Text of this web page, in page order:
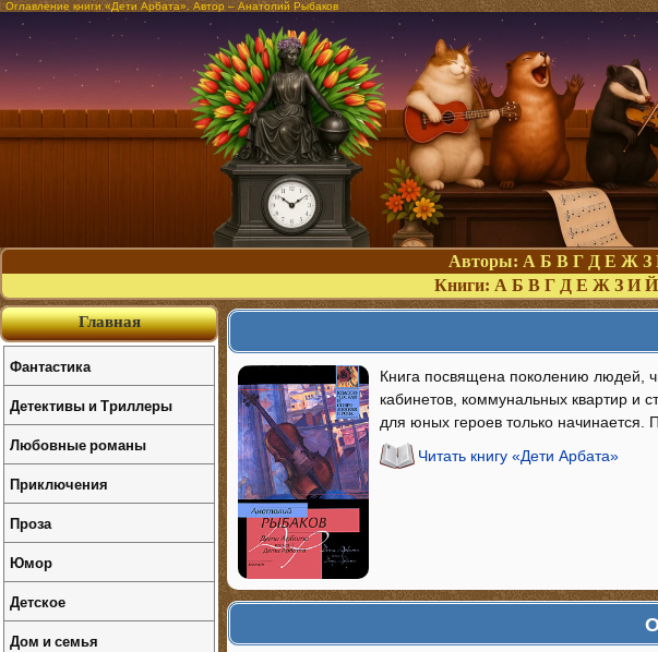
Оглавление книги «Дети Арбата». Автор – Анатолий Рыбаков
Авторы: А Б В Г Д Е Ж З
Книги: А Б В Г Д Е Ж З И Й
Книга посвящена поколению людей,
кабинетов, коммунальных квартир и
для юных героев только начинается.
Читать книгу «Дети Арбата»
Главная
Фантастика
Детективы и Триллеры
Любовные романы
Приключения
Проза
Юмор
Детское
Дом и семья